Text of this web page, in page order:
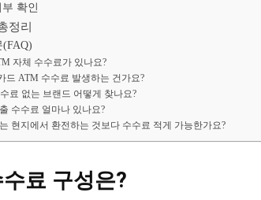
확인
정리
자체 수수료가 있나요?
드 ATM 수수료 발생하는 건가요?
료 없는 브랜드 어떻게 찾나요?
수수료 얼마나 있나요?
현지에서 환전하는 것보다 수수료 적게 가능한가요?
료 구성은?